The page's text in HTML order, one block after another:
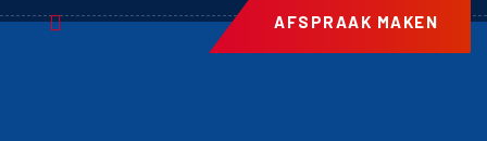
AFSPRAAK MAKEN